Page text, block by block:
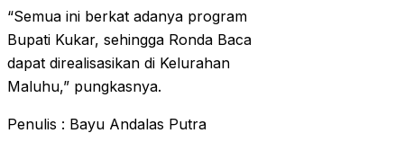
“Semua ini berkat adanya program
Bupati Kukar, sehingga Ronda Baca
dapat direalisasikan di Kelurahan
Maluhu,” pungkasnya.
Penulis : Bayu Andalas Putra